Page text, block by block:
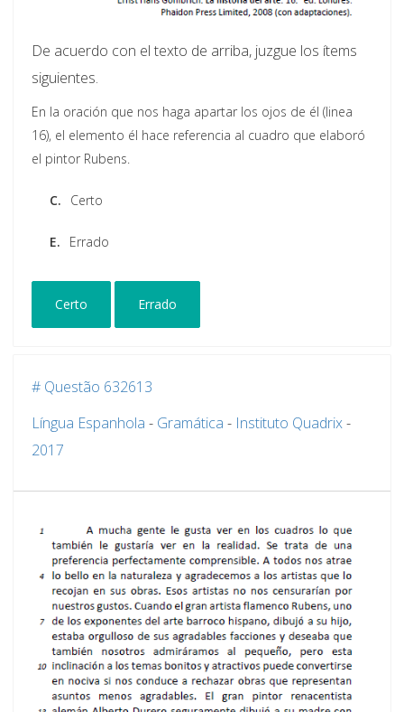
De acuerdo con el texto de arriba, juzgue los ítems
siguientes.
En la oración que nos haga apartar los ojos de él (linea
16), el elemento él hace referencia al cuadro que elaboró
el pintor Rubens.
C. Certo
E. Errado
Certo Errado
# Questão 632613
Língua Espanhola - Gramática - Instituto Quadrix-
2017